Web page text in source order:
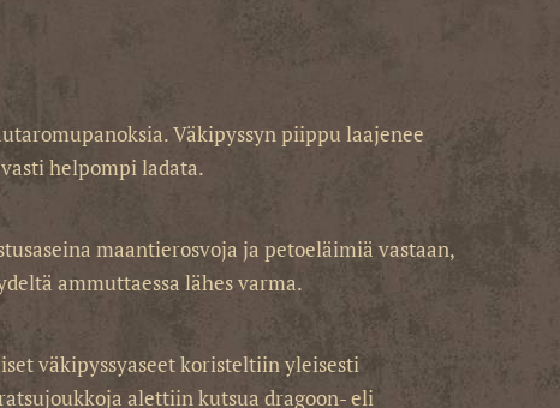
Väkipyssyn piippu laajenee
helpompi ladata.
maantierosvoja ja petoeläimiä vastaan,
ammuttaessa lähes varma.
väkipyssyaseet koristeltiin yleisesti
alettiin kutsua dragoon- eli